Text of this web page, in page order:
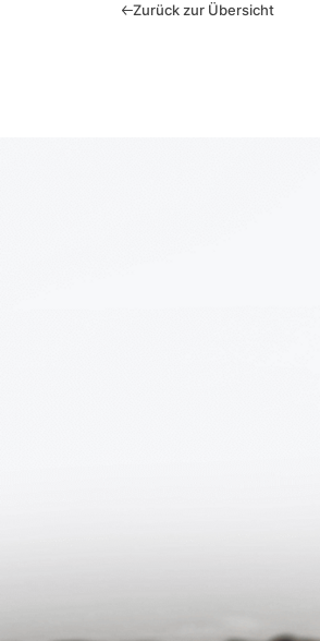
Zurück zur Übersicht